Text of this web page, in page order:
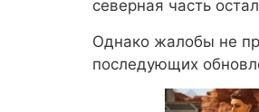
северная часть
Однако жалобы не
последующих